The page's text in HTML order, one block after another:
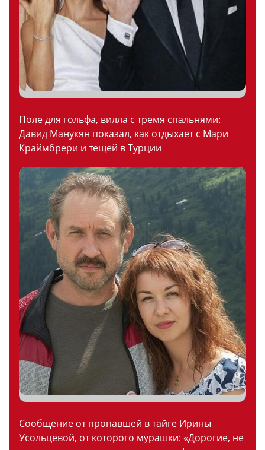
Поле для гольфа, вилла с тремя спальнями:
Давид Манукян показал, как отдыхает с Мари
Краймбрери и тещей в Турции
Сообщение от пропавшей в тайге Ирины
Усольцевой, от которого мурашки: «Дорогие, не